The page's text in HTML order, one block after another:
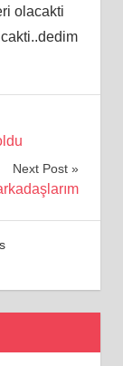
olacakti
Next Post